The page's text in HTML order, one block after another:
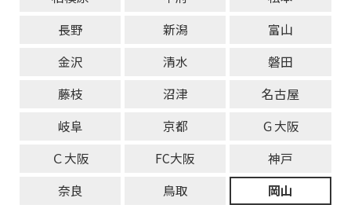
長野
新潟
富山
金沢
清水
磐田
藤枝
沼津
名古屋
岐阜
京都
Ｇ大阪
Ｃ大阪
FC大阪
神戸
奈良
鳥取
岡山